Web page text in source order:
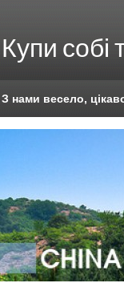
Купи
З нами весело,